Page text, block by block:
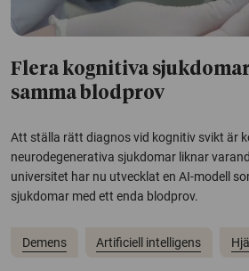
Flera kognitiva
samma blodprov
Att ställa rätt diagnos vid kognitiv svikt är
neurodegenerativa sjukdomar liknar
universitet har nu utvecklat en AI-modell
sjukdomar med ett enda blodprov.
Demens Artificiell intelligens